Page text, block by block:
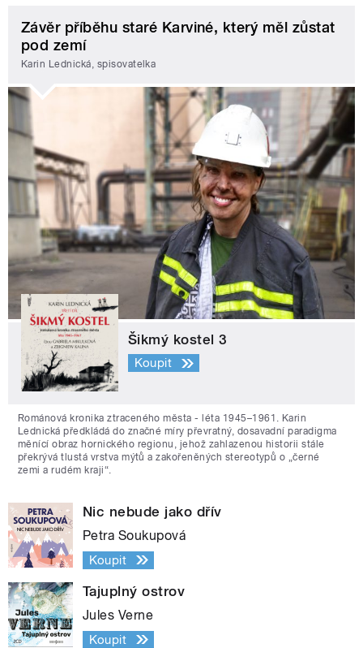
Závěr příběhu staré Karviné, který měl zůstat
pod zemí
Karin Lednická, spisovatelka
Šikmý kostel 3
Koupit
Románová kronika ztraceného města - léta 1945–1961. Karin
Lednická předkládá do značné míry převratný, dosavadní paradigma
měnící obraz hornického regionu, jehož zahlazenou historii stále
překrývá tlustá vrstva mýtů a zakořeněných stereotypů o „černé
zemi a rudém kraji“.
Nic nebude jako dřív
Petra Soukupová
Koupit
Tajuplný ostrov
Jules Verne
Koupit